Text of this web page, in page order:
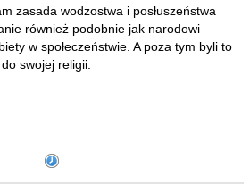
zasada wodzostwa i posłuszeństwa
również podobnie jak narodowi
w społeczeństwie. A poza tym byli to
swojej religii.